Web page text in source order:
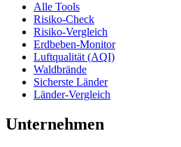
Alle Tools
Risiko-Check
Risiko-Vergleich
Erdbeben-Monitor
Luftqualität (AQI)
Waldbrände
Sicherste Länder
Länder-Vergleich
Unternehmen